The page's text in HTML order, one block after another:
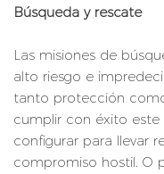
Búsqueda y rescate
Las misiones de
alto riesgo e
tanto protección
cumplir con éxito
configurar para llevar
compromiso hostil. O